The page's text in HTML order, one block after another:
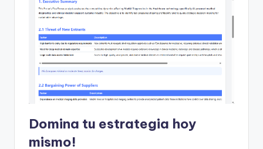
Domina tu estrategia hoy
mismo!